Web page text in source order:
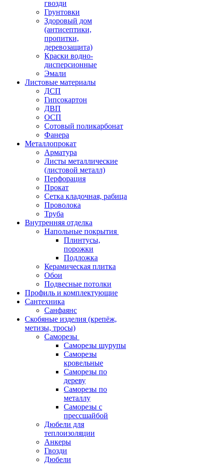
гвозди
Грунтовки
Здоровый дом
(антисептики,
пропитки,
деревозащита)
Краски водно-
дисперсионные
Эмали
Листовые материалы
ДСП
Гипсокартон
ДВП
ОСП
Сотовый поликарбонат
Фанера
Металлопрокат
Арматура
Листы металлические
(листовой металл)
Перфорация
Прокат
Сетка кладочная, рабица
Проволока
Труба
Внутренняя отделка
Напольные покрытия
Плинтусы,
порожки
Подложка
Керамическая плитка
Обои
Подвесные потолки
Профиль и комплектующие
Сантехника
Санфаянс
Скобяные изделия (крепёж,
метизы, тросы)
Саморезы
Саморезы шурупы
Саморезы
кровельные
Саморезы по
дереву
Саморезы по
металлу
Саморезы с
прессшайбой
Дюбели для
теплоизоляции
Анкеры
Гвозди
Дюбели